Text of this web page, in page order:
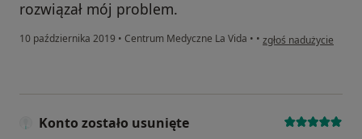
rozwiązał mój problem.
10 października 2019 • Centrum Medyczne La Vida • • w opinii użytkownika
zgłoś nadużycie
Konto zostało usunięte